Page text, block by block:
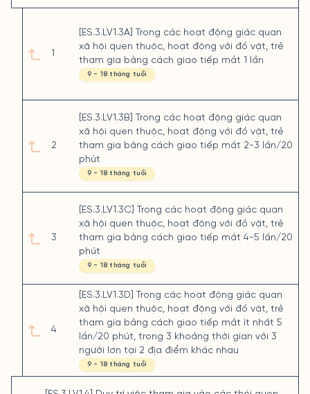
1
2
3
4
[ES.3.LV1.3A] Trong các hoạt động giác quan
xã hội quen thuộc, hoạt động với đồ vật, trẻ
tham gia bằng cách giao tiếp mắt 1 lần
9 - 18 tháng tuổi
[ES.3.LV1.3B] Trong các hoạt động giác quan
xã hội quen thuộc, hoạt động với đồ vật, trẻ
tham gia bằng cách giao tiếp mắt 2-3 lần/20
phút
9 - 18 tháng tuổi
[ES.3.LV1.3C] Trong các hoạt động giác quan
xã hội quen thuộc, hoạt động với đồ vật, trẻ
tham gia bằng cách giao tiếp mắt 4-5 lần/20
phút
9 - 18 tháng tuổi
[ES.3.LV1.3D] Trong các hoạt động giác quan
xã hội quen thuộc, hoạt động với đồ vật, trẻ
tham gia bằng cách giao tiếp mắt ít nhất 5
lần/20 phút, trong 3 khoảng thời gian với 3
người lơn tại 2 địa điểm khác nhau
9 - 18 tháng tuổi